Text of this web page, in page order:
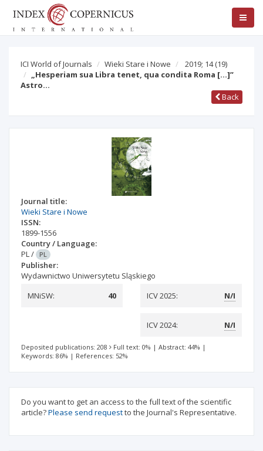
ICI World of Journals Wieki Stare i Nowe 2019; 14(19)
„Hesperiam sua Libra tenet, qua condita Roma […]”
Astro…
Back
Journal title:
Wieki Stare i Nowe
ISSN:
1899-1556
Country / Language:
PL/ PL
Publisher:
Wydawnictwo Uniwersytetu Sląskiego
MNiSW:
40 ICV 2025: N/I
ICV 2024: N/I
Deposited publications: 208 Full text: 0% | Abstract: 44% |
Keywords: 86% | References: 52%
Do you want to get an access to the full text of the scientific
article?Please send requestto the Journal's Representative.